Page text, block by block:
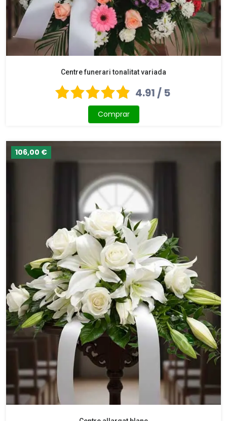
Centre funerari tonalitat variada
4.91 / 5
Comprar
106,00 €